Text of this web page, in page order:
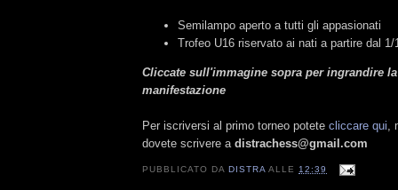
Semilampo aperto a tutti gli appasionati
Trofeo U16 riservato ai nati a partire dal
Cliccate sull'immagine sopra per ingrandire
manifestazione
Per iscriversi al primo torneo potete cliccare qui
dovete scrivere a distrachess@gmail.com
PUBBLICATO DA DISTRA ALLE12:39